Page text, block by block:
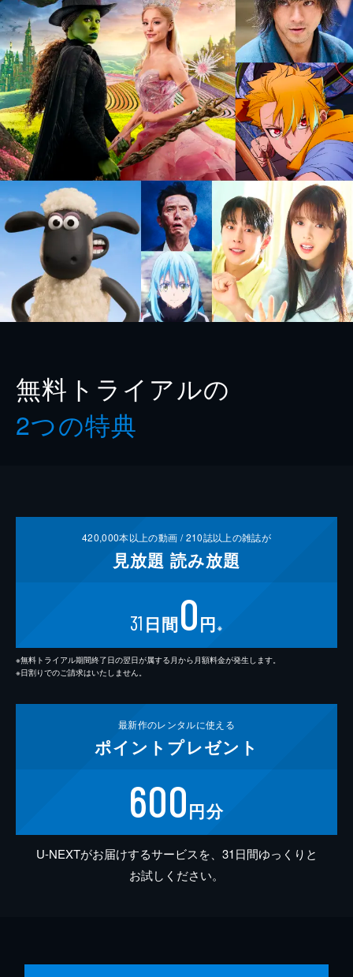
無料トライアルの
2つの特典
420,000本以上の動画 /210誌以上の雑誌が
見放題 読み放題
31 日間0円 ※
※無料トライアル期間終了日の翌日が属する月から月額料金が発生します。
※日割りでのご請求はいたしません。
最新作のレンタルに使える
ポイント プレゼント
600円分
U-NEXTがお届けするサービスを、31日間ゆっくりと
お試しください。